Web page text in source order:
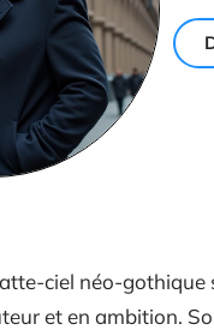
ciel néo-gothique
et en ambition.